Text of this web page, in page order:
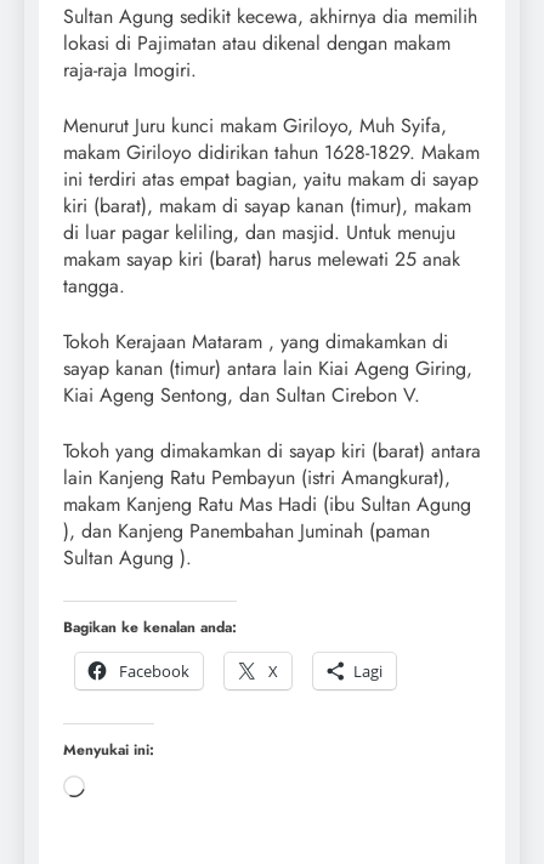
Sultan Agung sedikit kecewa, akhirnya dia memilih
lokasi di Pajimatan atau dikenal dengan makam
raja-raja Imogiri.
Menurut Juru kunci makam Giriloyo, Muh Syifa,
makam Giriloyo didirikan tahun 1628-1829. Makam
ini terdiri atas empat bagian, yaitu makam di sayap
kiri (barat), makam di sayap kanan (timur), makam
di luar pagar keliling, dan masjid. Untuk menuju
makam sayap kiri (barat) harus melewati 25 anak
tangga.
Tokoh Kerajaan Mataram , yang dimakamkan di
sayap kanan (timur) antara lain Kiai Ageng Giring,
Kiai Ageng Sentong, dan Sultan Cirebon V.
Tokoh yang dimakamkan di sayap kiri (barat) antara
lain Kanjeng Ratu Pembayun (istri Amangkurat),
makam Kanjeng Ratu Mas Hadi (ibu Sultan Agung
), dan Kanjeng Panembahan Juminah (paman
Sultan Agung ).
Bagikan ke kenalan anda:
Facebook
X Lagi
Menyukai ini: